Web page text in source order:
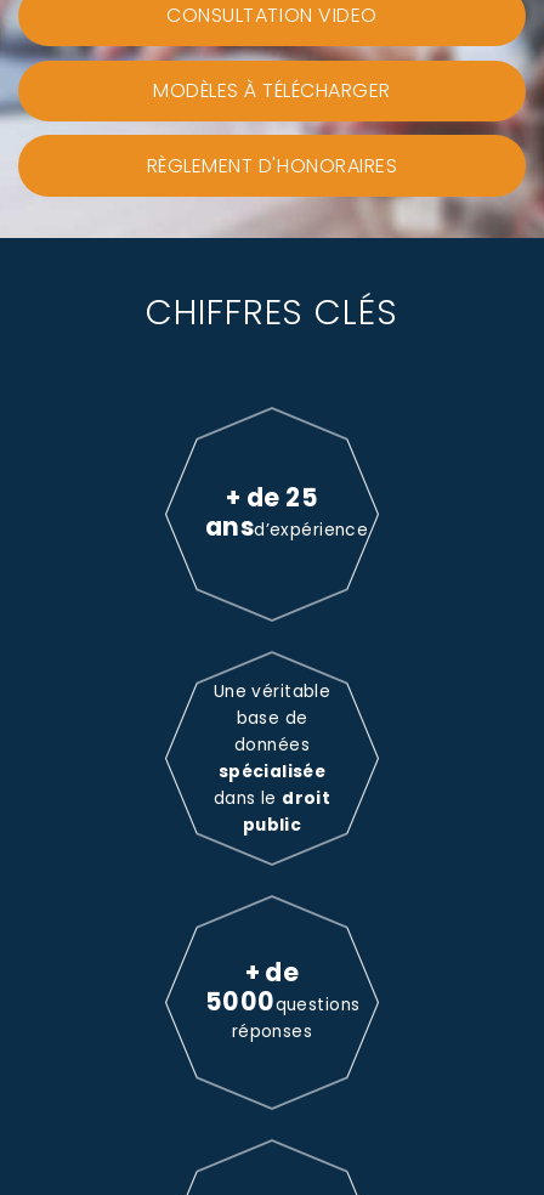
CONSULTATION VIDEO
MODÈLES À TÉLÉCHARGER
RÈGLEMENT D'HONORAIRES
CHIFFRES CLÉS
+ de 25
ansd’expérience
Une véritable
base de
données
spécialisée
dans le droit
public
+ de
5000questions
réponses